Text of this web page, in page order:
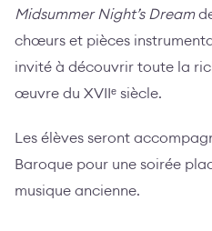
Midsummer Night’s Dream
chœurs et pièces
invité à découvrir toute la
œuvre du XVIIᵉ siècle.
Les élèves seront
Baroque pour une soirée
musique ancienne.